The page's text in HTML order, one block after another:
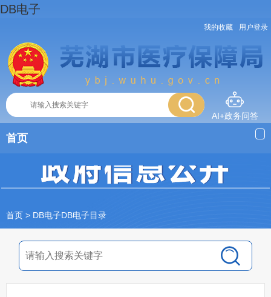
DB电子
我的收藏 用户登录
AI+政务问答
首页
首页 > DB电子DB电子目录